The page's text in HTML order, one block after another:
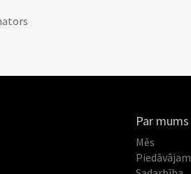
Par mums
Mēs
Piedāvājam